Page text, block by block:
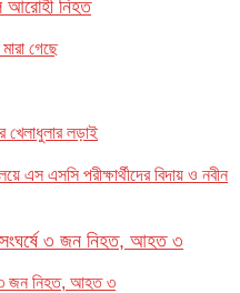
গেছে
খেলাধুলার লড়াই
এস এসসি পরীক্ষার্থীদের বিদায় ও নবীন
৩ জন নিহত, আহত ৩